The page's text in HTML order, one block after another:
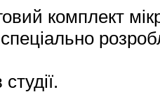
комплект